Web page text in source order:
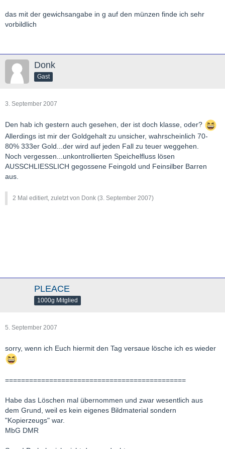
das mit der gewichsangabe in g auf den münzen finde ich sehr
vorbildlich
Donk
Gast
3. September 2007
Den hab ich gestern auch gesehen, der ist doch klasse, oder?
Allerdings ist mir der Goldgehalt zu unsicher, wahrscheinlich 70-
80% 333er Gold...der wird auf jeden Fall zu teuer weggehen.
Noch vergessen...unkontrollierten Speichelfluss lösen
AUSSCHLIESSLICH gegossene Feingold und Feinsilber Barren
aus.
2 Mal editiert, zuletzt von Donk (3. September 2007)
PLEACE
1000g Mitglied
5. September 2007
sorry, wenn ich Euch hiermit den Tag versaue lösche ich es wieder
=============================================
Habe das Löschen mal übernommen und zwar wesentlich aus
dem Grund, weil es kein eigenes Bildmaterial sondern
"Kopierzeugs" war.
MbG DMR